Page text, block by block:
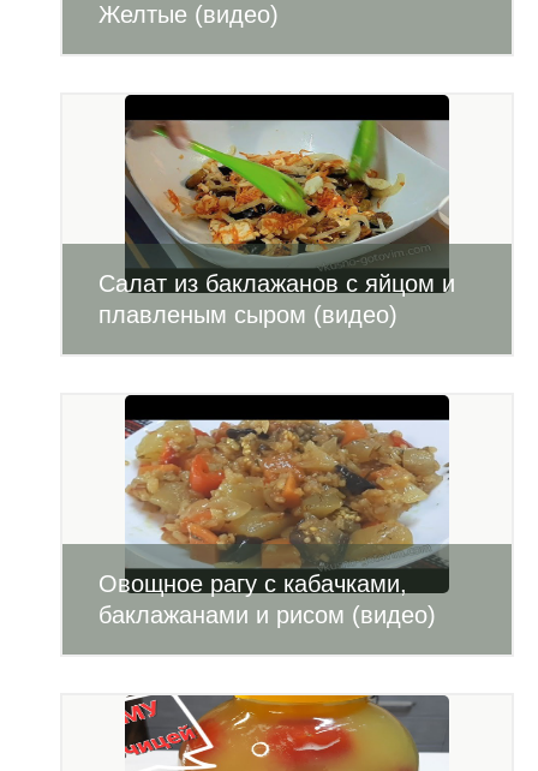
Желтые (видео)
Салат из баклажанов с яйцом и
плавленым сыром (видео)
Овощное рагу с кабачками,
баклажанами и рисом (видео)